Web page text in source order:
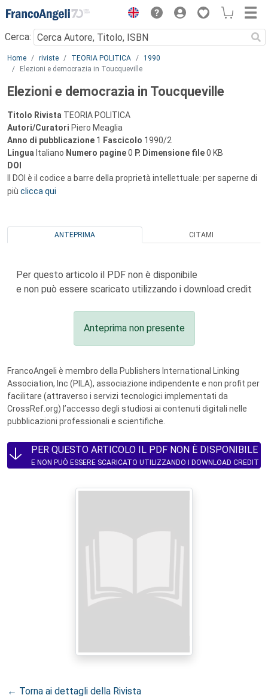
Menu
Cerca:
Main content
Home riviste TEORIA POLITICA
1990
Elezioni e democrazia in Toucqueville
Elezioni e democrazia in Toucqueville
Titolo Rivista TEORIA POLITICA
Autori/Curatori Piero Meaglia
Anno di pubblicazione 1 Fascicolo 1990/2
Lingua Italiano Numero pagine0 P. Dimensione file0 KB
DOI
Il DOI è il codice a barre della proprietà intellettuale: per saperne di
più clicca qui
ANTEPRIMA CITAMI
Per questo articolo il PDF non è disponibile
e non può essere scaricato utilizzando i download credit
Anteprima non presente
FrancoAngeli è membro della Publishers International Linking
Association, Inc (PILA), associazione indipendente e non profit per
facilitare (attraverso i servizi tecnologici implementati da
CrossRef.org) l’accesso degli studiosi ai contenuti digitali nelle
pubblicazioni professionali e scientifiche.
PER QUESTO ARTICOLO IL PDF NON È DISPONIBILE
E NON PUÒ ESSERE SCARICATO UTILIZZANDO I DOWNLOAD CREDIT
← Torna ai dettagli della Rivista